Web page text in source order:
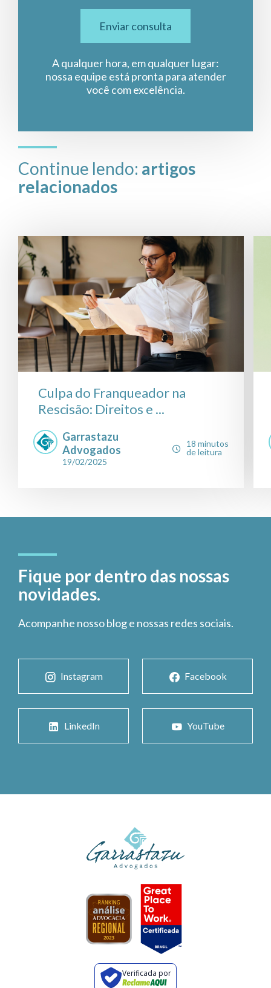
Enviar consulta
A qualquer hora, em qualquer lugar:
nossa equipe está pronta para atender
você com excelência.
Continue lendo: artigos
relacionados
Culpa do Franqueador na
Rescisão: Direitos e ...
Garrastazu
Advogados
19/02/2025
18 minutos
de leitura
Fique por dentro das nossas
novidades.
Acompanhe nosso blog e nossas redes sociais.
Instagram Facebook
LinkedIn YouTube
Verificada por